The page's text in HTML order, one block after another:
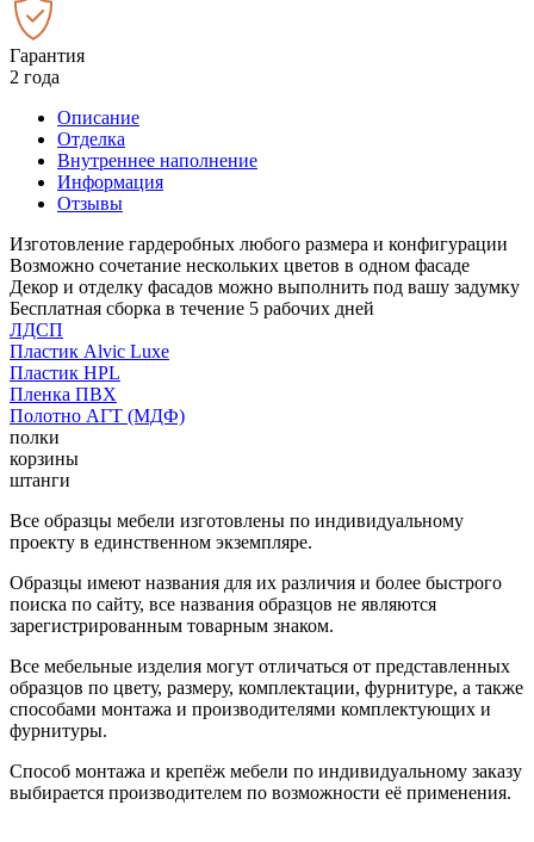
Гарантия
2 года
Описание
Отделка
Внутреннее наполнение
Информация
Отзывы
Изготовление гардеробных любого размера и конфигурации
Возможно сочетание нескольких цветов в одном фасаде
Декор и отделку фасадов можно выполнить под вашу задумку
Бесплатная сборка в течение 5 рабочих дней
ЛДСП
Пластик Alvic Luxe
Пластик HPL
Пленка ПВХ
Полотно АГТ (МДФ)
полки
корзины
штанги
Все образцы мебели изготовлены по индивидуальному
проекту в единственном экземпляре.
Образцы имеют названия для их различия и более быстрого
поиска по сайту, все названия образцов не являются
зарегистрированным товарным знаком.
Все мебельные изделия могут отличаться от представленных
образцов по цвету, размеру, комплектации, фурнитуре, а также
способами монтажа и производителями комплектующих и
фурнитуры.
Способ монтажа и крепёж мебели по индивидуальному заказу
выбирается производителем по возможности её применения.